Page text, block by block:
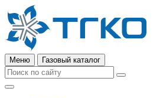
Меню Газовый каталог